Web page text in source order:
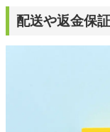
配送や返金保